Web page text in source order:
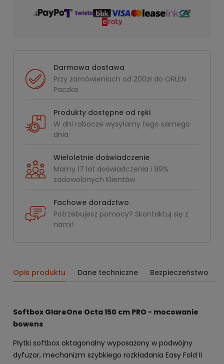
Darmowa dostawa
Przy zamówieniach od 200zł do ORLEN
Paczka
Produkty dostępne od ręki
W dni robocze wysyłamy tego samego
dnia
Wieloletnie doświadczenie
Mamy 17 lat doświadczenia i 99%
zadowolonych Klientów
Fachowe doradztwo
Potrzebujesz pomocy? Skontaktuj się z
nami!
Opis produktu Dane techniczne Bezpieczeństwo
Softbox GlareOne Octa 150 cm PRO - mocowanie
bowens
Płytki softbox oktagonalny wyposażony w podwójny
dyfuzor, mechanizm szybkiego rozkładania Easy Fold II